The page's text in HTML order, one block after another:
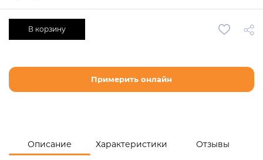
Примерить онлайн
Описание Характеристики Отзывы
В корзину